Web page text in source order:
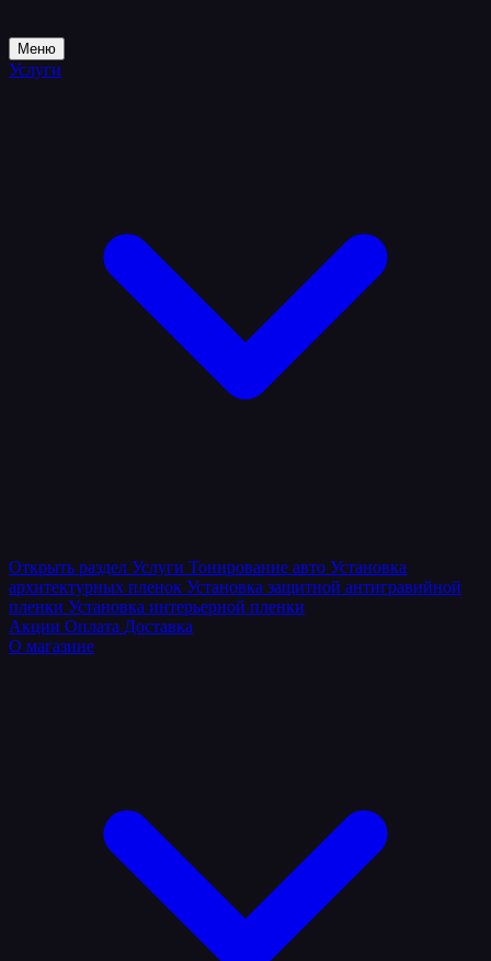
Меню
Услуги
Открыть раздел Услуги Тонирование авто Установка
архитектурных пленок Установка защитной антигравийной
пленки Установка интерьерной пленки
Акции Оплата Доставка
О магазине